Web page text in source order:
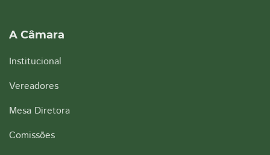
A Câmara
Institucional
Vereadores
Mesa Diretora
Comissões